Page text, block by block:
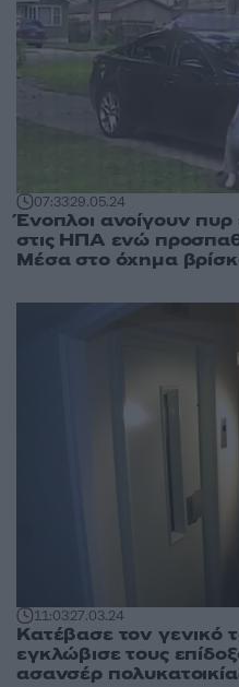
07:3329.05.24
Ένοπλοι ανοίγουν πυρ
στις ΗΠΑ ενώ
Μέσα στο όχημα
11:0327.03.24
Κατέβασε τον γενικό
εγκλώβισε τους
ασανσέρ